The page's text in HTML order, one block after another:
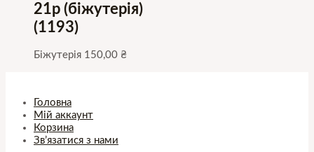
21р (біжутерія)
(1193)
Біжутерія 150,00 ₴
Головна
Мій аккаунт
Корзина
Зв’язатися з нами